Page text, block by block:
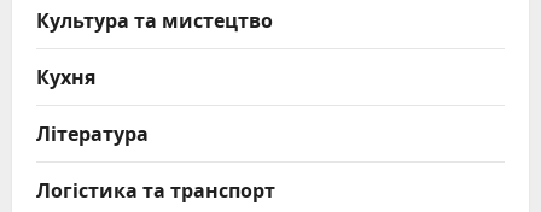
Культура та мистецтво
Кухня
Література
Логістика та транспорт